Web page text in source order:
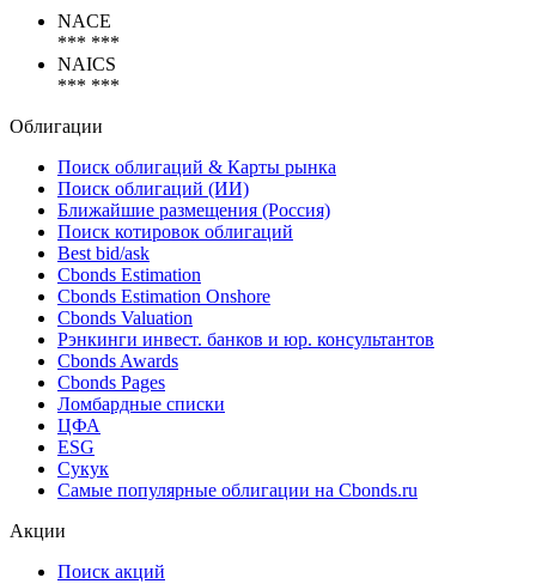
Коды
*** ***
*** ***
Облигации
Поиск облигаций & Карты рынка
Поиск облигаций (ИИ)
Ближайшие размещения (Россия)
Поиск котировок облигаций
Best bid/ask
Cbonds Estimation
Cbonds Estimation Onshore
Cbonds Valuation
Рэнкинги инвест. банков и юр. консультантов
Cbonds Awards
Cbonds Pages
Ломбардные списки
ESG
Самые популярные облигации на Cbonds.ru